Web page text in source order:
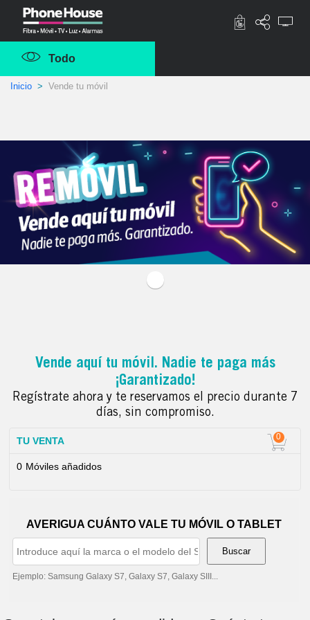
Todo
Inicio Vende tu móvil
Removil
Vende aquí tu móvil. Nadie te paga más
¡Garantizado!
Regístrate ahora y te reservamos el precio durante 7
días, sin compromiso.
TU VENTA 0
0 Móviles añadidos
AVERIGUA CUÁNTO VALE TU MÓVIL O TABLET
Buscar
Ejemplo: Samsung Galaxy S7, Galaxy S7, Galaxy SIII...